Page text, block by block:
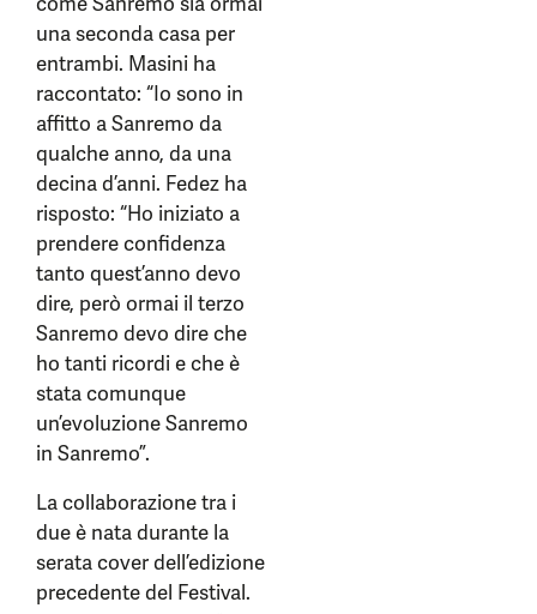
una seconda casa per
entrambi. Masini ha
raccontato: “Io sono in
affitto a Sanremo da
qualche anno, da una
decina d’anni. Fedez ha
risposto: “Ho iniziato a
prendere confidenza
tanto quest’anno devo
dire, però ormai il terzo
Sanremo devo dire che
ho tanti ricordi e che è
stata comunque
un’evoluzione Sanremo
in Sanremo”.
La collaborazione tra i
due è nata durante la
serata cover dell’edizione
precedente del Festival.